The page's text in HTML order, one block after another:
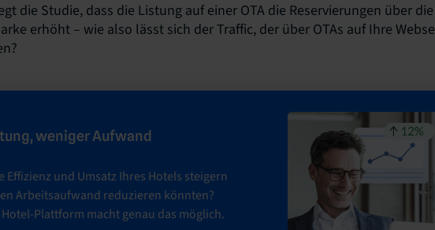
die Studie, dass die Listung auf einer OTA die Reservierungen über die
erhöht – wie also lässt sich der Traffic, der über OTAs auf Ihre
weniger Aufwand
Effizienz und Umsatz Ihres Hotels steigern
Arbeitsaufwand reduzieren könnten?
Plattform macht genau das möglich.